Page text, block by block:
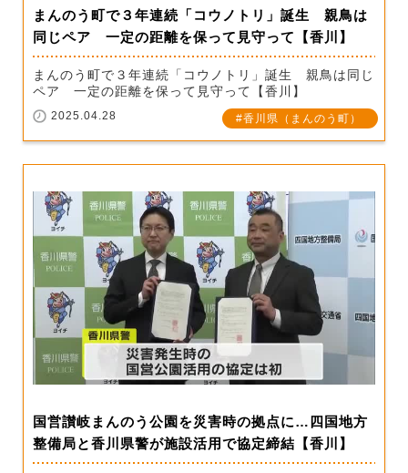
まんのう町で３年連続「コウノトリ」誕生 親鳥は
同じペア 一定の距離を保って見守って【香川】
まんのう町で３年連続「コウノトリ」誕生 親鳥は同じ
ペア 一定の距離を保って見守って【香川】
2025.04.28 香川県（まんのう町）
国営讃岐まんのう公園を災害時の拠点に…四国地方
整備局と香川県警が施設活用で協定締結【香川】